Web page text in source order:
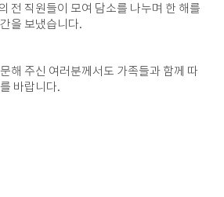
전 직원들이 모여 담소를 나누며 한 해를
을 보냈습니다.
해 주신 여러분께서도 가족들과 함께 따
바랍니다.